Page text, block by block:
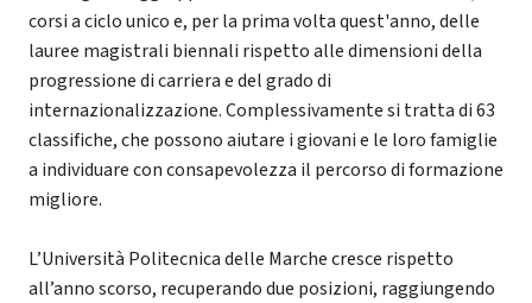
corsi a ciclo unico e, per la prima volta quest'anno, delle
lauree magistrali biennali rispetto alle dimensioni della
progressione di carriera e del grado di
internazionalizzazione. Complessivamente si tratta di 63
classifiche, che possono aiutare i giovani e le loro famiglie
a individuare con consapevolezza il percorso di formazione
migliore.
L’Università Politecnica delle Marche cresce rispetto
all’anno scorso, recuperando due posizioni, raggiungendo